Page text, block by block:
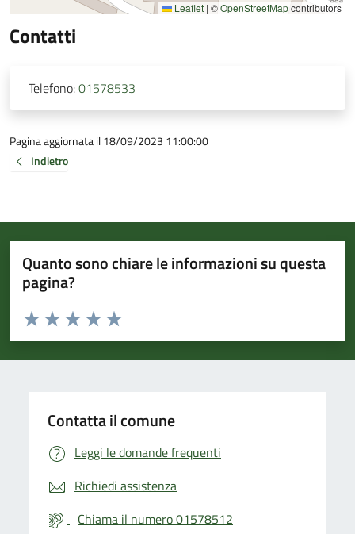
Leaflet | ©OpenStreetMapcontributors
Contatti
Telefono:01578533
Pagina aggiornata il 18/09/2023 11:00:00
Indietro
Quanto sono chiare le informazioni su questa
pagina?
Valuta da 1 a 5 stelle la pagina
Valuta 5 stelle su 5
Valuta 4 stelle su 5
Valuta 3 stelle su 5
Valuta 2 stelle su 5
Valuta 1 stelle su 5
Contatta il comune
Leggi le domande frequenti
Richiedi assistenza
Chiama il numero 01578512